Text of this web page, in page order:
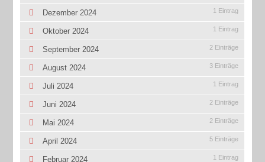
Dezember 2024 1 Eintrag
Oktober 2024 1 Eintrag
September 2024 2 Einträge
August 2024 3 Einträge
Juli 2024 1 Eintrag
Juni 2024 2 Einträge
Mai 2024 2 Einträge
April 2024 5 Einträge
Februar 2024 1 Eintrag